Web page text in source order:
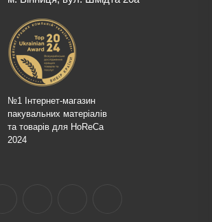
№1 Інтернет-магазин
пакувальних матеріалів
та товарів для HoReCa
2024